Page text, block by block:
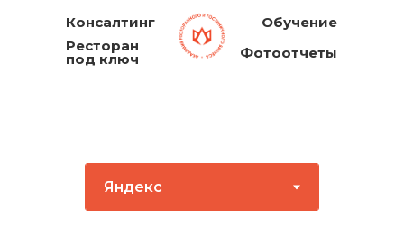
Консалтинг
Ресторан
под ключ
Обучение
Фотоотчеты